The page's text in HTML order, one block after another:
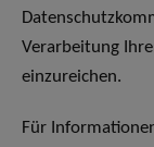
Verarbeitung
einzureichen.
Für